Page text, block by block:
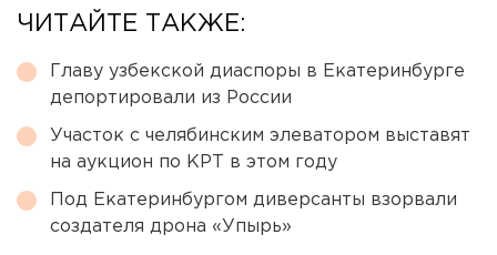
ЧИТАЙТЕ ТАКЖЕ:
Главу узбекской диаспоры в Екатеринбурге
депортировали из России
Участок с челябинским элеватором выставят
на аукцион по КРТ в этом году
Под Екатеринбургом диверсанты взорвали
создателя дрона «Упырь»